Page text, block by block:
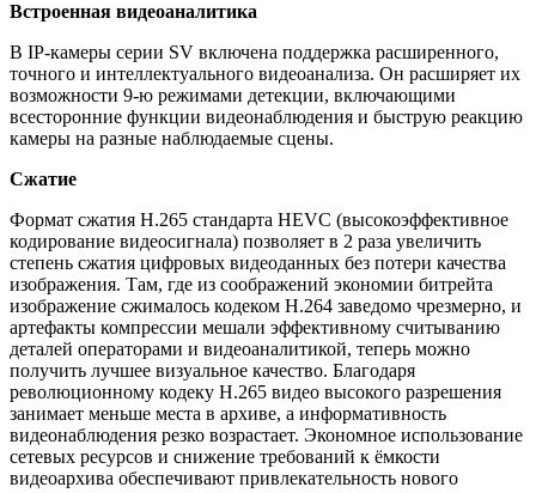
Встроенная видеоаналитика
В IP-камеры серии SV включена поддержка расширенного,
точного и интеллектуального видеоанализа. Он расширяет их
возможности 9-ю режимами детекции, включающими
всесторонние функции видеонаблюдения и быструю реакцию
камеры на разные наблюдаемые сцены.
Сжатие
Формат сжатия H.265 стандарта HEVC (высокоэффективное
кодирование видеосигнала) позволяет в 2 раза увеличить
степень сжатия цифровых видеоданных без потери качества
изображения. Там, где из соображений экономии битрейта
изображение сжималось кодеком Н.264 заведомо чрезмерно, и
артефакты компрессии мешали эффективному считыванию
деталей операторами и видеоаналитикой, теперь можно
получить лучшее визуальное качество. Благодаря
революционному кодеку H.265 видео высокого разрешения
занимает меньше места в архиве, а информативность
видеонаблюдения резко возрастает. Экономное использование
сетевых ресурсов и снижение требований к ёмкости
видеоархива обеспечивают привлекательность нового